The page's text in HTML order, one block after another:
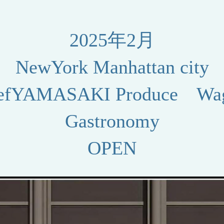
2025年2月
NewYork Manhattan city
Produce
Gastronomy
OPEN